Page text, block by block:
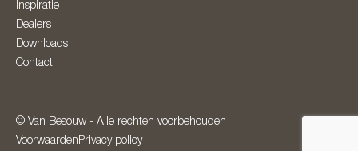
Inspiratie
Dealers
Downloads
Contact
© Van Besouw - Alle rechten voorbehouden
Voorwaarden Privacy policy